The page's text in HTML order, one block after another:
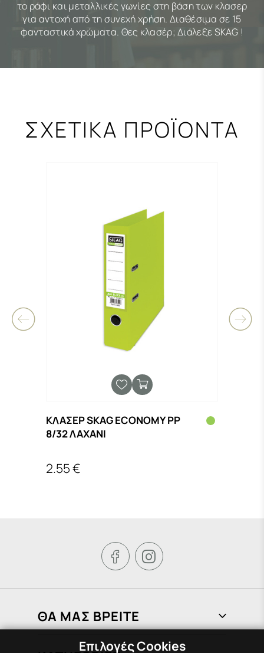
το ράφι και μεταλλικές γωνίες στη βάση των κλασερ
για αντοχή από τη συνεχή χρήση. Διαθέσιμα σε 15
φανταστικά χρώματα. Θες κλασέρ; Διάλεξε SKAG !
ΣΧΕΤΙΚΑ ΠΡΟΪΟΝΤΑ
ΚΛΑΣΕΡ SKAG ECONOMY PP
8/32 ΛΑΧΑΝΙ
2.55 €
 
ΘΑ ΜΑΣ ΒΡΕΙΤΕ
Φραγκιάδων 72, Πειραιάς 185 37
Επιλογές Cookies